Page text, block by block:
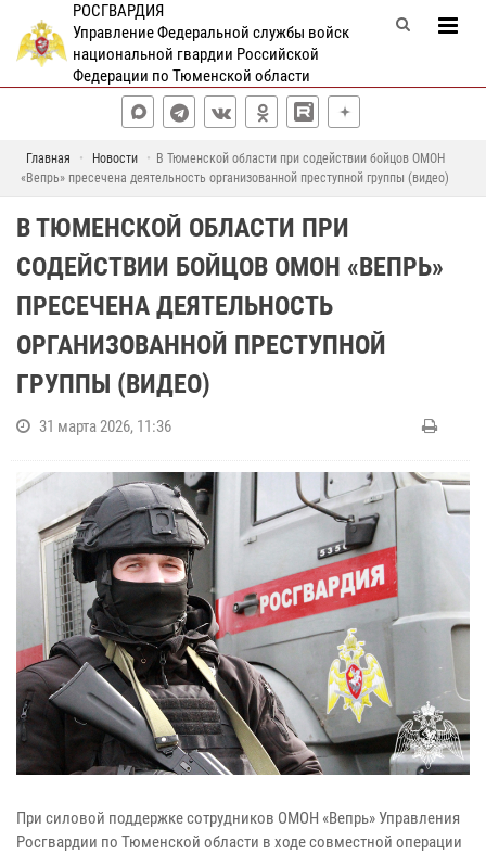
РОСГВАРДИЯ
Управление Федеральной службы войск
национальной гвардии Российской
Федерации по Тюменской области
Главная Новости
В Тюменской области при содействии бойцов ОМОН
«Вепрь» пресечена деятельность организованной преступной группы (видео)
В ТЮМЕНСКОЙ ОБЛАСТИ ПРИ
СОДЕЙСТВИИ БОЙЦОВ ОМОН «ВЕПРЬ»
ПРЕСЕЧЕНА ДЕЯТЕЛЬНОСТЬ
ОРГАНИЗОВАННОЙ ПРЕСТУПНОЙ
ГРУППЫ (ВИДЕО)
31 марта 2026, 11:36
При силовой поддержке сотрудников ОМОН «Вепрь» Управления
Росгвардии по Тюменской области в ходе совместной операции